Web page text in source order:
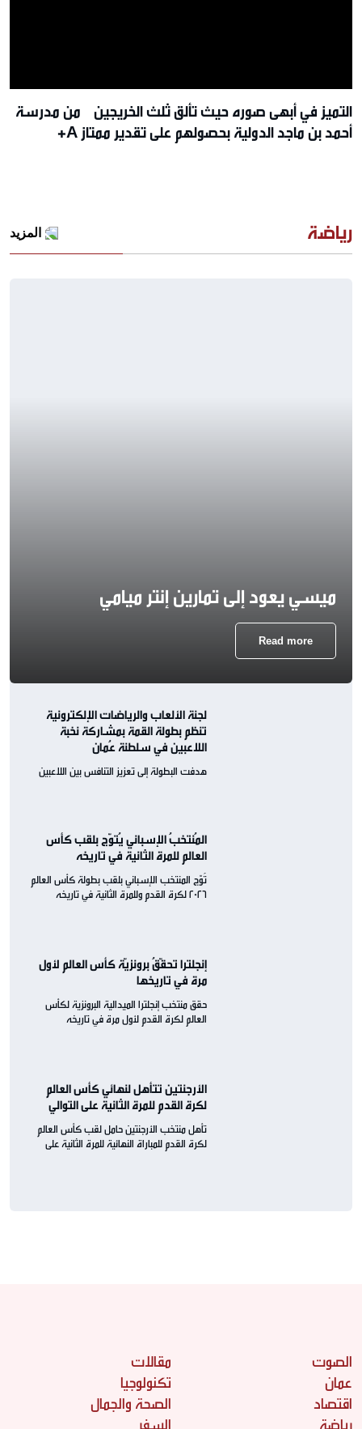
التميز في أبهى صوره حيث تألق ثلث الخريجين من مدرسة
أحمد بن ماجد الدولية بحصولهم على تقدير ممتاز A+
رياضة المزيد
ميسي يعود إلى تمارين إنتر ميامي
Read more
لجنة الألعاب والرياضات الإلكترونية
تنظم بطولة القمة بمشاركة نخبة
اللاعبين في سلطنة عُمان
هدفت البطولة إلى تعزيز التنافس بين اللاعبين
المُنتخبُ الإسباني يُتوّج بلقب كأس
العالم للمرة الثانية في تاريخه
تُوّج المنتخب الإسباني بلقب بطولة كأس العالم
2026 لكرة القدم وللمرة الثانية في تاريخه
إنجلترا تحقّقُ برونزيّة كأس العالم لأول
مرة في تاريخها
حقق منتخب إنجلترا الميدالية البرونزية لكأس
العالم لكرة القدم لأول مرة في تاريخه
الأرجنتين تتأهل لنهائي كأس العالم
لكرة القدم للمرة الثانية على التوالي
تأهل منتخب الأرجنتين حامل لقب كأس العالم
لكرة القدم للمباراة النهائية للمرة الثانية على
الصوت
عمان
اقتصاد
رياضة
مقالات
تكنولوجيا
الصحة والجمال
السفر